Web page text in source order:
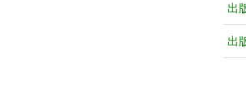
出
出